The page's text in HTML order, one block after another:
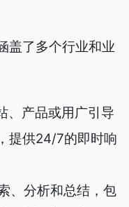
盖了多个行业和业
、产品或用广引导
提供24/7的即时响
、分析和总结，包